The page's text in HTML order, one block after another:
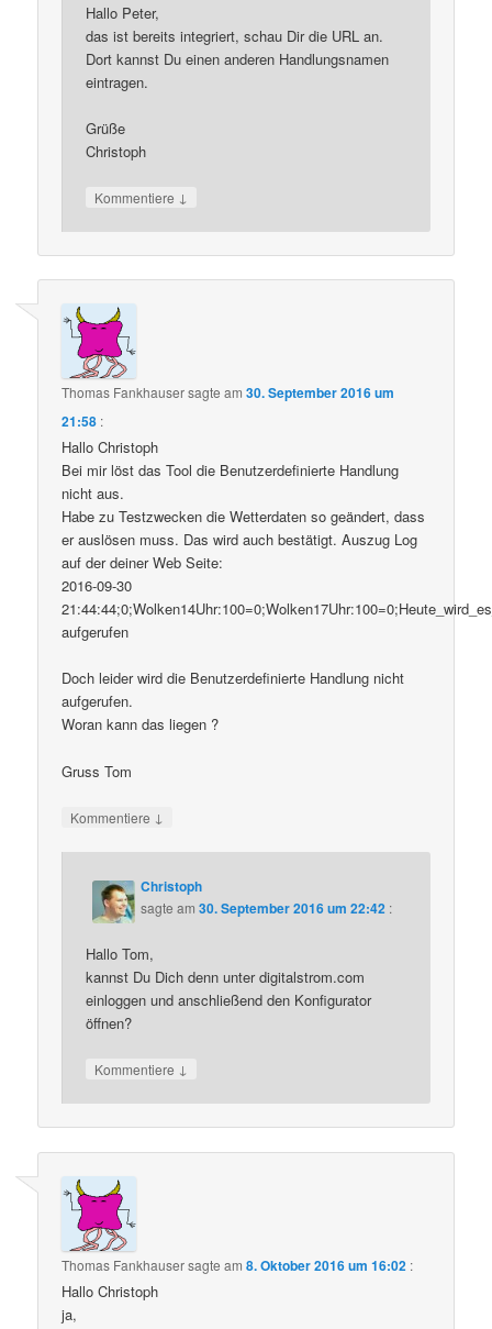
Hallo Peter,
das ist bereits integriert, schau Dir die URL an.
Dort kannst Du einen anderen Handlungsnamen
eintragen.
Grüße
Christoph
Kommentiere ↓
Thomas Fankhausersagte am30. September 2016 um
21:58 :
Hallo Christoph
Bei mir löst das Tool die Benutzerdefinierte Handlung
nicht aus.
Habe zu Testzwecken die Wetterdaten so geändert, dass
er auslösen muss. Das wird auch bestätigt. Auszug Log
auf der deiner Web Seite:
2016-09-30
aufgerufen
Doch leider wird die Benutzerdefinierte Handlung nicht
aufgerufen.
Woran kann das liegen ?
Gruss Tom
Kommentiere ↓
Christoph
sagte am30. September 2016 um 22:42 :
Hallo Tom,
kannst Du Dich denn unter digitalstrom.com
einloggen und anschließend den Konfigurator
öffnen?
Kommentiere ↓
Thomas Fankhausersagte am8. Oktober 2016 um 16:02 :
Hallo Christoph
ja,